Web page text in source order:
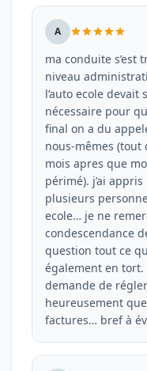
A
ma conduite s’est
niveau
l’auto ecole
nécessaire pour
final on a du
nous-mêmes (tout
mois apres que
périmé). j’ai
plusieurs
ecole… je ne
condescendance
question tout ce
également en
demande de
heureusement
factures… bref à